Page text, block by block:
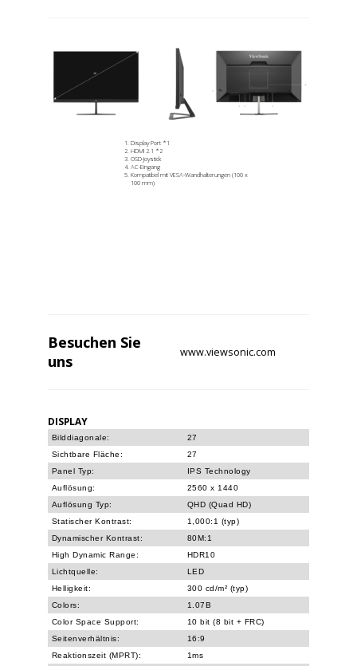
Display Port *1
HDMI 2.1 *2
OSD-Joystick
AC-Eingang
Kompatibel mit VESA-Wandhalterungen (100 x
100 mm)
Besuchen Sie
uns
www.viewsonic.com
DISPLAY
Bilddiagonale:
27
Sichtbare Fläche:
27
Panel Typ:
IPS Technology
Auflösung:
2560 x 1440
Auflösung Typ:
QHD (Quad HD)
Statischer Kontrast:
1,000:1 (typ)
Dynamischer Kontrast:
80M:1
High Dynamic Range:
HDR10
Lichtquelle:
LED
Helligkeit:
300 cd/m² (typ)
Colors:
1.07B
Color Space Support:
10 bit (8 bit + FRC)
Seitenverhältnis:
16:9
Reaktionszeit (MPRT):
1ms